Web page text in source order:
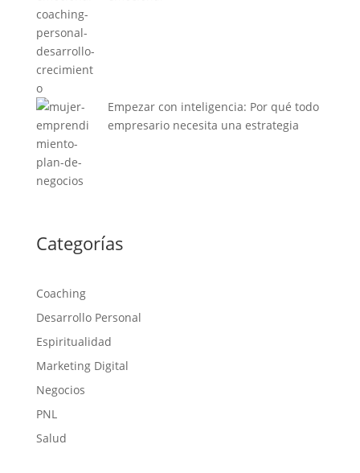
Empezar con inteligencia: Por qué todo
empresario necesita una estrategia
Categorías
Coaching
Desarrollo Personal
Espiritualidad
Marketing Digital
Negocios
PNL
Salud